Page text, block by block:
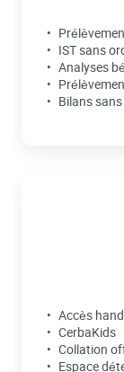
IST sans
Analyses
Bilans
Accès
CerbaKids
Collation
Espace